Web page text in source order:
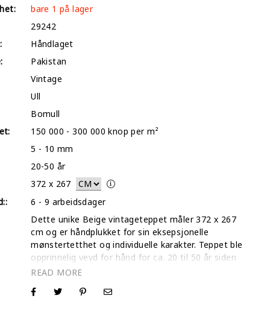
bare 1 på lager
29242
Håndlaget
Pakistan
Vintage
Ull
Bomull
150 000 - 300 000 knop per m²
5 - 10 mm
20-50 år
372 x 267
6 - 9 arbeidsdager
Dette unike Beige vintageteppet måler 372 x 267
cm og er håndplukket for sin eksepsjonelle
mønstertetthet og individuelle karakter. Teppet ble
opprinnelig vevd for hånd for ca. 20 til 50 år siden
og har gjennomgått en transformerende
Denne håndverksmessige prosessen demper de